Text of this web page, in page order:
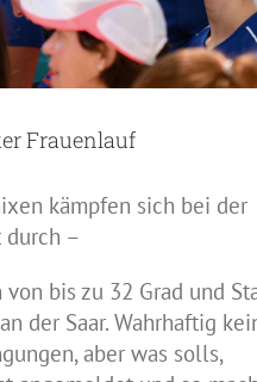
Frauenlauf
kämpfen sich bei der
–
von bis zu 32 Grad und
der Saar. Wahrhaftig
aber was solls,